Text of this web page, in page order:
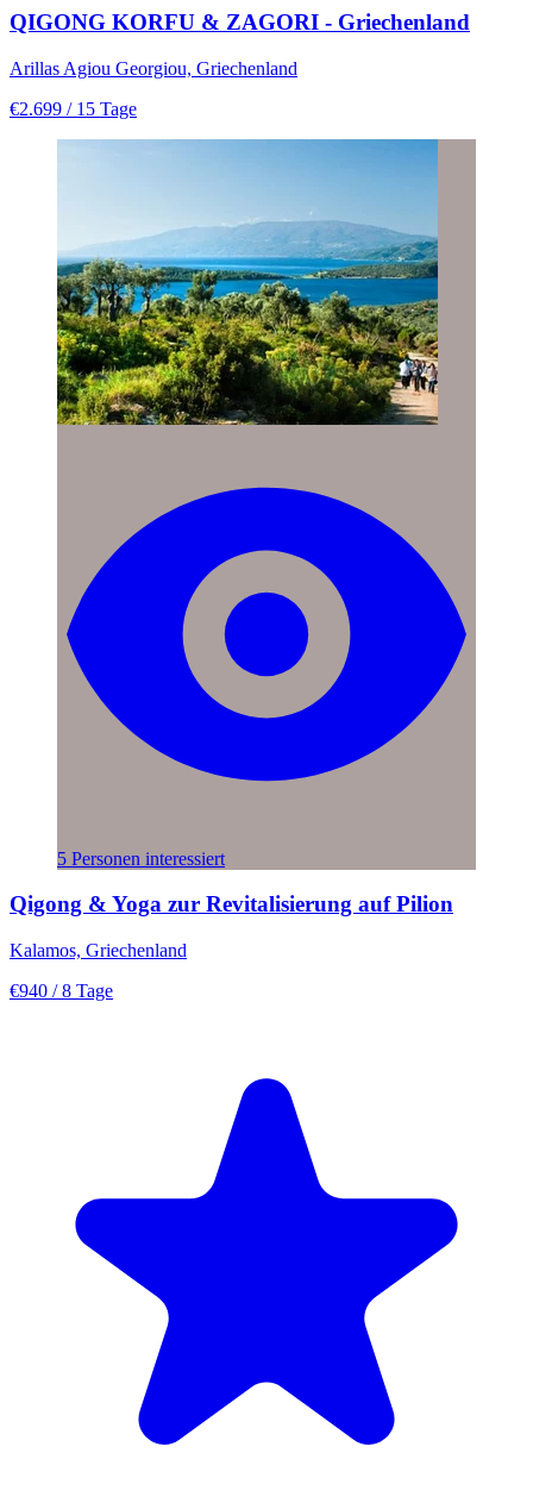
QIGONG KORFU & ZAGORI - Griechenland
Arillas Agiou Georgiou, Griechenland
€2.699 / 15 Tage
5 Personen interessiert
Qigong & Yoga zur Revitalisierung auf Pilion
Kalamos, Griechenland
€940 / 8 Tage